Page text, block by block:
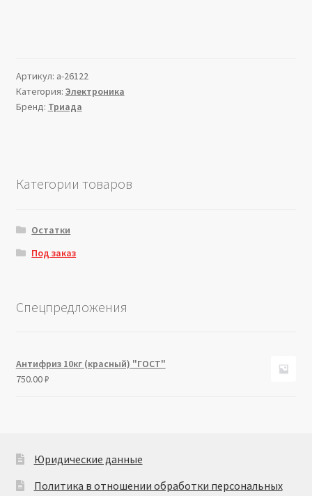
Артикул: a-26122
Категория: Электроника
Бренд: Триада
Категории товаров
Остатки
Под заказ
Спецпредложения
Антифриз 10кг (красный) "ГОСТ"
750.00₽
Юридические данные
Политика в отношении обработки персональных